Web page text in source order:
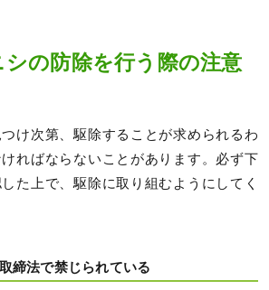
の防除を行う際の注意
け次第、駆除することが求められるわ
ればならないことがあります。必ず下
た上で、駆除に取り組むようにしてく
締法で禁じられている